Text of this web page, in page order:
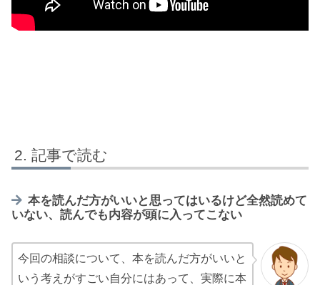
記事で読む
本を読んだ方がいいと思ってはいるけど全然読めて
いない、読んでも内容が頭に入ってこない
今回の相談について、本を読んだ方がいいと
いう考えがすごい自分にはあって、実際に本